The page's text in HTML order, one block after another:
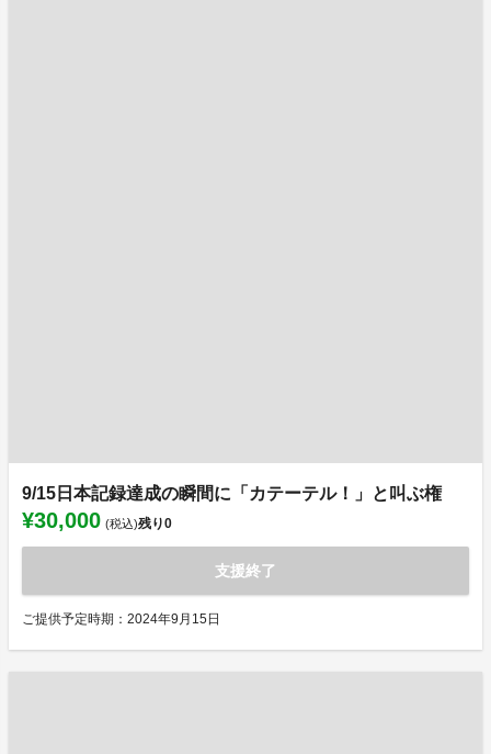
9/15日本記録達成の瞬間に「カテーテル！」と叫ぶ権
¥30,000 (税込)残り0
支援終了
ご提供予定時期：2024年9月15日